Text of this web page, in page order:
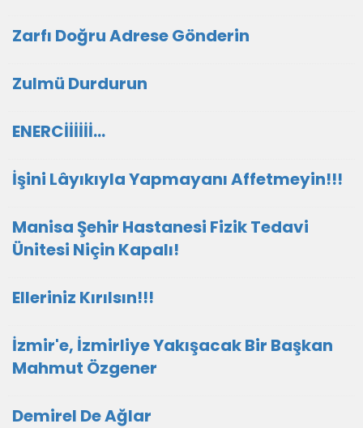
Zarfı Doğru Adrese Gönderin
Zulmü Durdurun
ENERCİİİİİİ...
İşini Lâyıkıyla Yapmayanı Affetmeyin!!!
Manisa Şehir Hastanesi Fizik Tedavi
Ünitesi Niçin Kapalı!
Elleriniz Kırılsın!!!
İzmir'e, İzmirliye Yakışacak Bir Başkan
Mahmut Özgener
Demirel De Ağlar